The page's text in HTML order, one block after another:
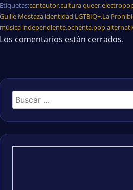
Etiquetas:cantautor,cultura queer,
Guille Mostaza,identidad LGTBIQ+,La
música independiente,ochenta,pop
Los comentarios están cerrados.
Buscar: